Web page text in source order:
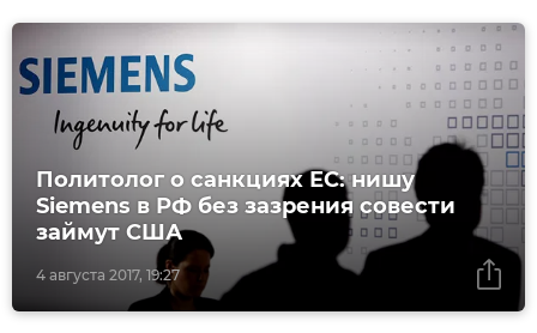
4 августа 2017, 19:27
Политолог о санкциях ЕС: нишу
Siemens в РФ без зазрения совести
займут США